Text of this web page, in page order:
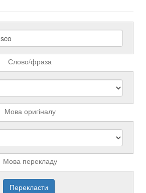
Слово/фраза
Мова оригіналу
Мова перекладу